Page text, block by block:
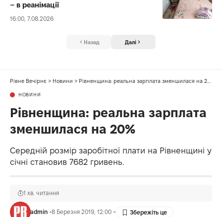
– в реанімації
16:00, 7.08.2026
Назад Далі
Рівне Вечірнє > Новини > Рівненщина: реальна зарплата зменшилася на 20%
НОВИНИ
Рівненщина: реальна зарплата
зменшилася на 20%
Середній розмір заробітної плати на Рівненщині у
січні становив 7682 гривень.
admin 8 Березня 2019, 12:00
1 хв. читання